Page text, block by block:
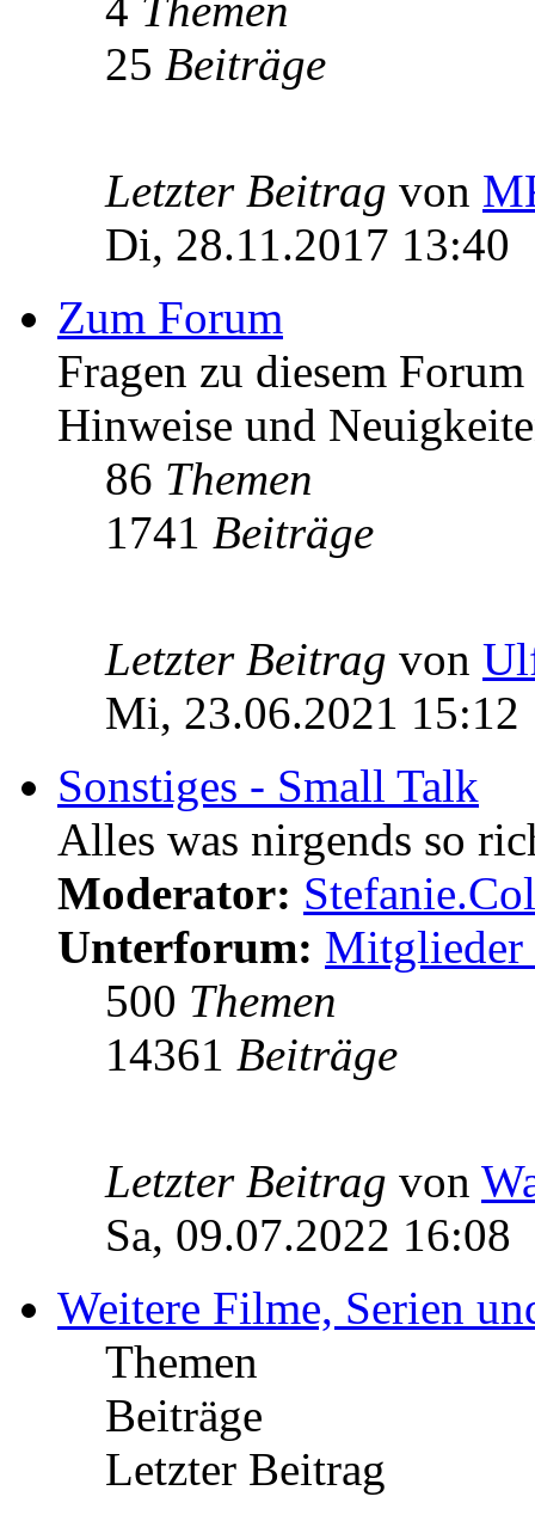
25 Beiträge
Letzter Beitrag von
Di, 28.11.2017 13:40
Zum Forum
Fragen zu diesem
Hinweise und
86 Themen
1741 Beiträge
Letzter Beitrag von
Mi, 23.06.2021 15:12
Sonstiges - Small Talk
Alles was nirgends so
Moderator:
Unterforum: Mitglieder
500 Themen
14361 Beiträge
Letzter Beitrag von
Sa, 09.07.2022 16:08
Weitere Filme, Serien
Themen
Beiträge
Letzter Beitrag